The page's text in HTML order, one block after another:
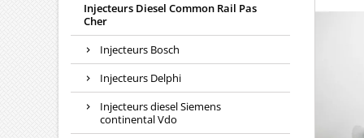
Injecteurs Diesel Common Rail Pas
Cher
Injecteurs Bosch
Injecteurs Delphi
Injecteurs diesel Siemens
continental Vdo